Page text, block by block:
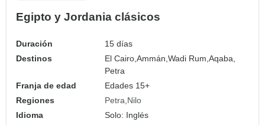
Egipto y Jordania clásicos
Duración
15 días
Destinos
El Cairo,Ammán,Wadi Rum,Aqaba,
Petra
Franja de edad
Edades 15+
Regiones
Petra Nilo
Idioma
Solo: Inglés